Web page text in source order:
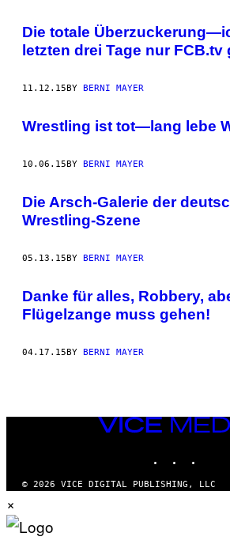
Die totale
letzten drei Tage nur FCB.tv
11.12.15BY BERNI MAYER
Wrestling ist tot—lang lebe
10.06.15BY BERNI MAYER
Die Arsch-Galerie der
Wrestling-Szene
05.13.15BY BERNI MAYER
Danke für alles, Robbery,
Flügelzange muss gehen!
04.17.15BY BERNI MAYER
VICE
MEDIA
© 2026 VICE DIGITAL PUBLISHING, LLC
×